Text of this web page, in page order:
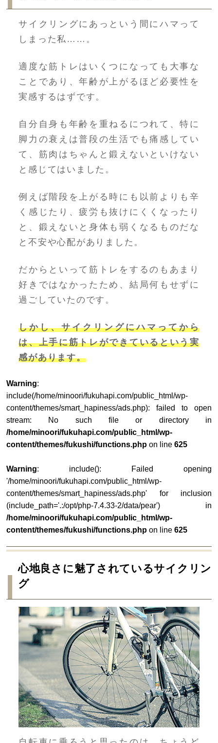
サイクリングにあっという間にハマって
しまった私……。
適度な筋トレはいくつになっても大事な
ことであり、年齢が上がるほど必要性を
実感するはずです。
自分自身も年齢を重ねるにつれて、特に
脚力の衰えは普段の生活でも痛感してい
て、筋肉はちゃんと鍛えないといけない
と感じてはいました。
例えば階段を上がる時にも以前よりも辛
く感じたり、疲労も抜けにくくなったり
と、鍛えないと身体も弱くなるものだな
と不安や心配がありました。
だからといって筋トレをするのもあまり
好きではなかったため、結局何もせずに
過ごしていたのです。
しかし、サイクリングにハマってから
は、上手に筋トレができているという実
感があります。
Warning:
include(/home/minoori/fukuhapi.com/public_html/wp-
content/themes/smart_hapiness/ads.php): failed to open
stream: No such file or directory in
/home/minoori/fukuhapi.com/public_html/wp-
content/themes/fukushi/functions.php on line 625
Warning: include(): Failed opening
'/home/minoori/fukuhapi.com/public_html/wp-
content/themes/smart_hapiness/ads.php' for inclusion
(include_path='.:/opt/php-7.4.33-2/data/pear') in
/home/minoori/fukuhapi.com/public_html/wp-
content/themes/fukushi/functions.php on line 625
心地良さに魅了されているサイクリン
グ